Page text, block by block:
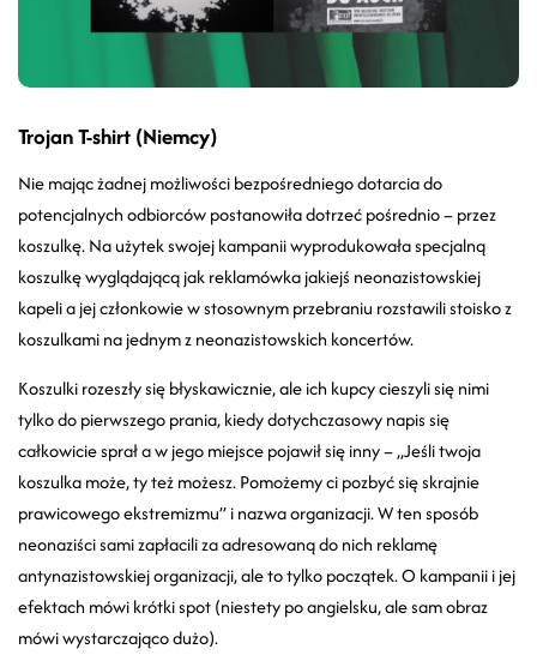
Trojan T-shirt (Niemcy)
Nie mając żadnej możliwości bezpośredniego dotarcia do
potencjalnych odbiorców postanowiła dotrzeć pośrednio – przez
koszulkę. Na użytek swojej kampanii wyprodukowała specjalną
koszulkę wyglądającą jak reklamówka jakiejś neonazistowskiej
kapeli a jej członkowie w stosownym przebraniu rozstawili stoisko z
koszulkami na jednym z neonazistowskich koncertów.
Koszulki rozeszły się błyskawicznie, ale ich kupcy cieszyli się nimi
tylko do pierwszego prania, kiedy dotychczasowy napis się
całkowicie sprał a w jego miejsce pojawił się inny – „Jeśli twoja
koszulka może, ty też możesz. Pomożemy ci pozbyć się skrajnie
prawicowego ekstremizmu” i nazwa organizacji. W ten sposób
neonaziści sami zapłacili za adresowaną do nich reklamę
antynazistowskiej organizacji, ale to tylko początek. O kampanii i jej
efektach mówi krótki spot (niestety po angielsku, ale sam obraz
mówi wystarczająco dużo).